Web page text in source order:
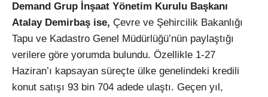
Demand Grup İnşaat Yönetim Kurulu Başkanı
Atalay Demirbaş ise, Çevre ve Şehircilik Bakanlığı
Tapu ve Kadastro Genel Müdürlüğü’nün paylaştığı
verilere göre yorumda bulundu. Özellikle 1-27
Haziran’ı kapsayan süreçte ülke genelindeki kredili
konut satışı 93 bin 704 adede ulaştı. Geçen yıl,